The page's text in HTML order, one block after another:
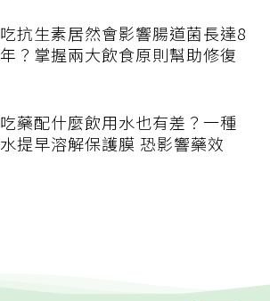
吃抗生素居然會影響腸道菌長達8
年？掌握兩大飲食原則幫助修復
吃藥配什麼飲用水也有差？一種
水提早溶解保護膜 恐影響藥效